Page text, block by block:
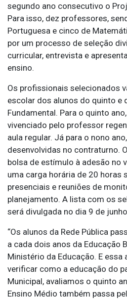
segundo ano consecutivo o
Para isso, dez professores,
Portuguesa e cinco de
por um processo de seleção
curricular, entrevista e
ensino.
Os profissionais selecionados
escolar dos alunos do quinto e
Fundamental. Para o quinto
vivenciado pelo professor
aula regular. Já para o nono
desenvolvidas no contraturno.
bolsa de estímulo à adesão no
uma carga horária de 20 horas
presenciais e reuniões de
planejamento. A lista com os
será divulgada no dia 9 de
“Os alunos da Rede Pública
a cada dois anos da Educação
Ministério da Educação. E essa
verificar como a educação do
Municipal, avaliamos o quinto
Ensino Médio também passa